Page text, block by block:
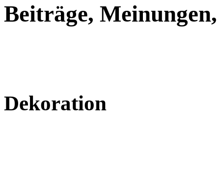
Beiträge,
Dekoration